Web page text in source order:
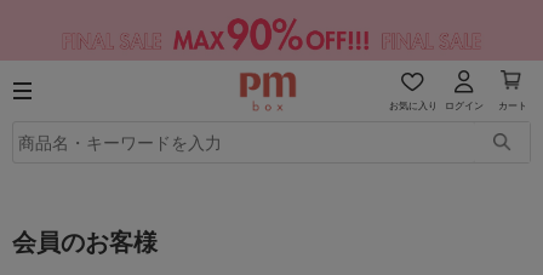
お気に入り ログイン カート
会員のお客様